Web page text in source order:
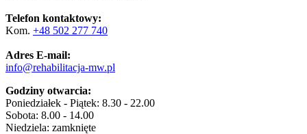
Telefon kontaktowy:
Kom. +48 502 277 740
Adres E-mail:
info@rehabilitacja-mw.pl
Godziny otwarcia:
Poniedziałek - Piątek: 8.30 - 22.00
Sobota: 8.00 - 14.00
Niedziela: zamknięte